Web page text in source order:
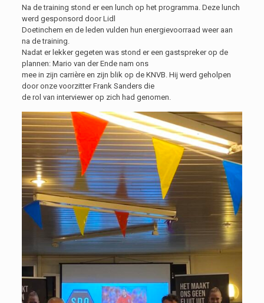
Na de training stond er een lunch op het programma. Deze lunch
werd gesponsord door Lidl
Doetinchem en de leden vulden hun energievoorraad weer aan
na de training.
Nadat er lekker gegeten was stond er een gastspreker op de
plannen: Mario van der Ende nam ons
mee in zijn carrière en zijn blik op de KNVB. Hij werd geholpen
door onze voorzitter Frank Sanders die
de rol van interviewer op zich had genomen.